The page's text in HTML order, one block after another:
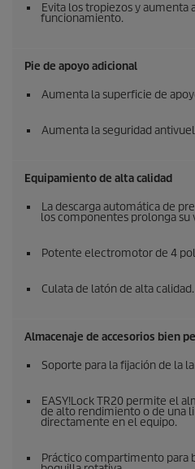
Evita los tropiezos y aumenta
funcionamiento.
Pie de apoyo adicional
Aumenta la superficie de
Aumenta la seguridad
Equipamiento de alta calidad
La descarga automática de
los componentes prolonga su
Potente electromotor de 4
Culata de latón de alta calidad.
Almacenaje de accesorios bien
Soporte para la fijación de la
EASY!LockTR20 permite el
de alto rendimiento o de una
directamente en el equipo.
Práctico compartimento para